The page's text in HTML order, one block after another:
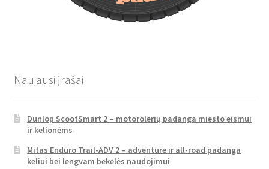
Naujausi įrašai
Dunlop ScootSmart 2 – motorolerių padanga miesto eismui
ir kelionėms
Mitas Enduro Trail-ADV 2 – adventure ir all-road padanga
keliui bei lengvam bekelės naudojimui